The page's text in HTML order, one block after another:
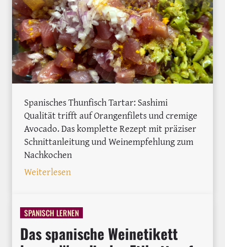
Spanisches Thunfisch Tartar: Sashimi
Qualität trifft auf Orangenfilets und cremige
Avocado. Das komplette Rezept mit präziser
Schnittanleitung und Weinempfehlung zum
Nachkochen
Weiterlesen: Thunfisch Tartar auf spanische Art
SPANISCH LERNEN
Das spanische Weinetikett